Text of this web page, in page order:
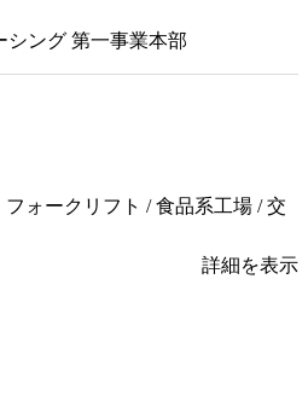
シング 第一事業本部
ォークリフト / 食品系工場 / 交
詳細を表示